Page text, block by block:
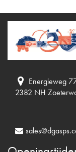
Energieweg
2382 NH